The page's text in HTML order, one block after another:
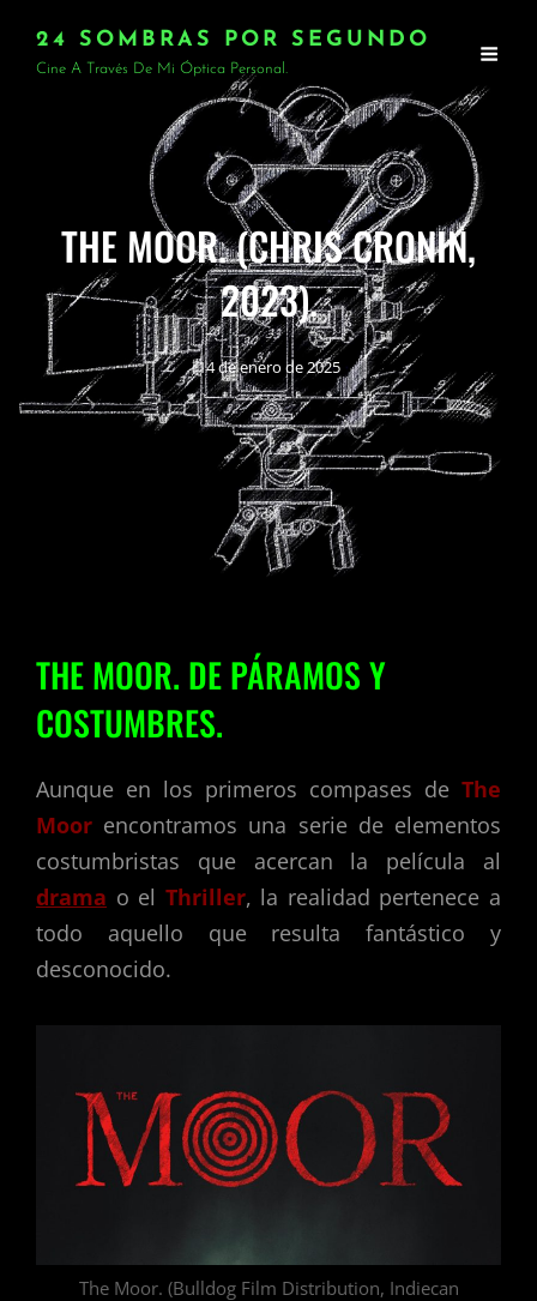
24 SOMBRAS POR SEGUNDO
Cine A Través De Mi Óptica Personal.
THE MOOR. (CHRIS CRONIN,
2023).
14 de enero de 2025
THE MOOR. DE PÁRAMOS Y
COSTUMBRES.
Aunque en los primeros compases de The
Moor encontramos una serie de elementos
costumbristas que acercan la película al
drama o el Thriller, la realidad pertenece a
todo aquello que resulta fantástico y
desconocido.
The Moor. (Bulldog Film Distribution, Indiecan